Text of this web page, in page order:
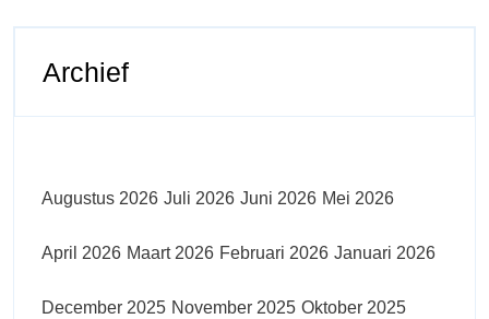
Archief
Augustus 2026 Juli 2026 Juni 2026 Mei 2026
April 2026 Maart 2026 Februari 2026 Januari 2026
December 2025 November 2025 Oktober 2025